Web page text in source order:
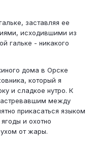
заставляя ее
исходившими из
гальке - никакого
дома в Орске
который я
и сладкое нутро. К
между
прикасаться языком
и охотно
от жары.